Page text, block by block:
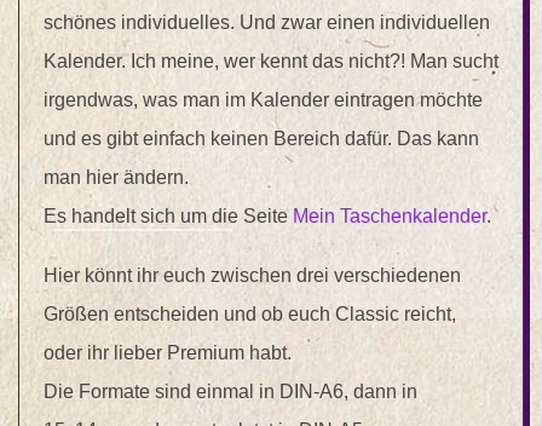
schönes individuelles. Und zwar einen individuellen
Kalender. Ich meine, wer kennt das nicht?! Man sucht
irgendwas, was man im Kalender eintragen möchte
und es gibt einfach keinen Bereich dafür. Das kann
man hier ändern.
Es handelt sich um die Seite Mein Taschenkalender.
Hier könnt ihr euch zwischen drei verschiedenen
Größen entscheiden und ob euch Classic reicht,
oder ihr lieber Premium habt.
Die Formate sind einmal in DIN-A6, dann in